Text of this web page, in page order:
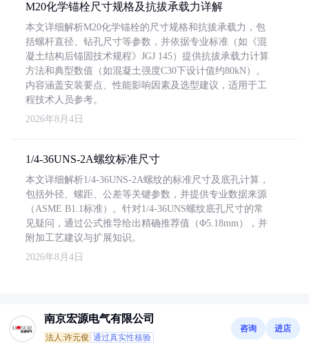
M20化学锚栓尺寸规格及抗拔承载力详解
本文详细解析M20化学锚栓的尺寸规格和抗拔承载力，包
括螺杆直径、钻孔尺寸等参数，并依据专业标准（如《混
凝土结构后锚固技术规程》JGJ 145）提供抗拔承载力计算
方法和典型数值（如混凝土强度C30下设计值约80kN）。
内容涵盖安装要点、性能影响因素及选型建议，适用于工
程技术人员参考。
2026年8月4日
1/4-36UNS-2A螺纹标准尺寸
本文详细解析1/4-36UNS-2A螺纹的标准尺寸及底孔计算，
包括外径、螺距、公差等关键参数，并提供专业数据来源
（ASME B1.1标准）。针对1/4-36UNS螺纹底孔尺寸的常
见疑问，通过公式推导给出精确推荐值（Φ5.18mm），并
附加工艺建议与扩展知识。
2026年8月4日
南京宏源电气有限公司
法人:许元俊 通过真实性核验
咨询 进店